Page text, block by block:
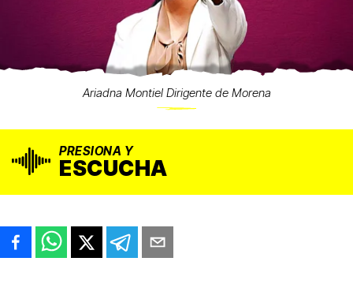
Ariadna Montiel Dirigente de Morena
PRESIONA Y
ESCUCHA